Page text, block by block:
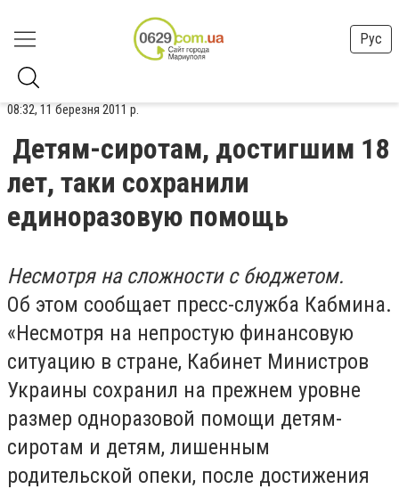
Рус
08:32, 11 березня 2011 р.
Детям-сиротам, достигшим 18
лет, таки сохранили
единоразовую помощь
Несмотря на сложности с бюджетом.
Об этом сообщает пресс-служба Кабмина.
«Несмотря на непростую финансовую
ситуацию в стране, Кабинет Министров
Украины сохранил на прежнем уровне
размер одноразовой помощи детям-
сиротам и детям, лишенным
родительской опеки, после достижения